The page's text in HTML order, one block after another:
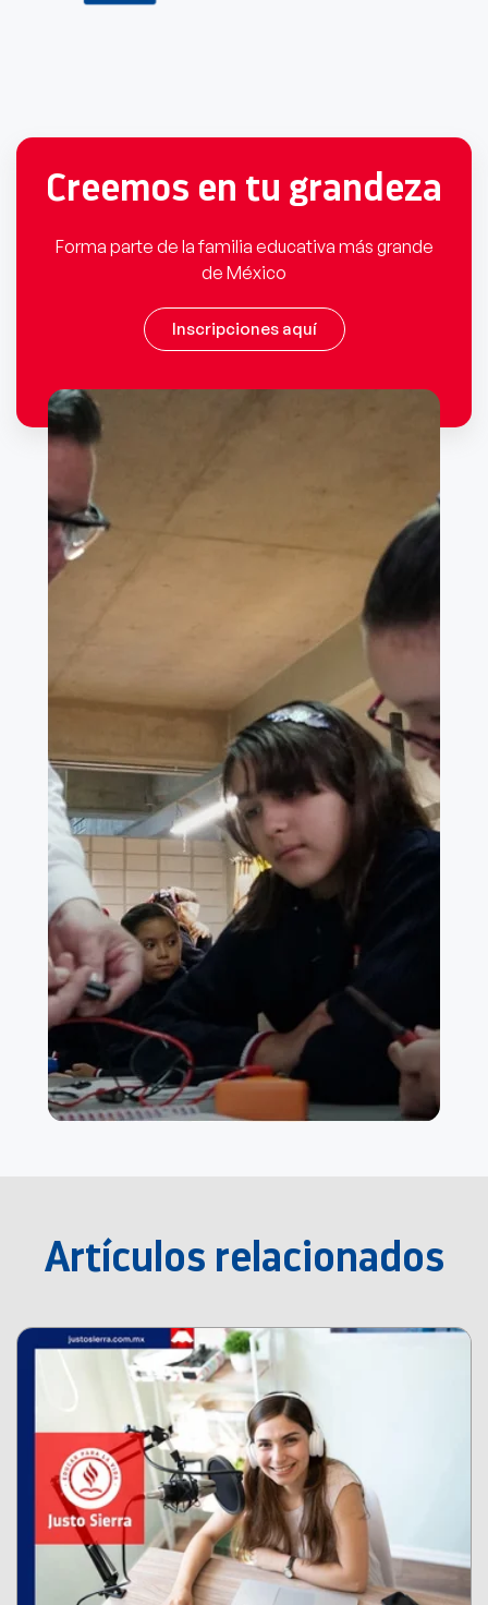
Creemos en tu grandeza
Forma parte de la familia educativa más grande
de México
Inscripciones aquí
Artículos relacionados